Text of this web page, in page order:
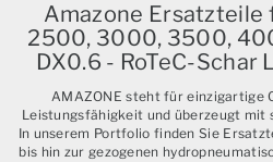
Amazone Ersatzteile
2500, 3000, 3500,
DX0.6 - RoTeC-Schar
AMAZONE steht für einzigartige
Leistungsfähigkeit und überzeugt
In unserem Portfolio finden Sie
bis hin zur gezogenen